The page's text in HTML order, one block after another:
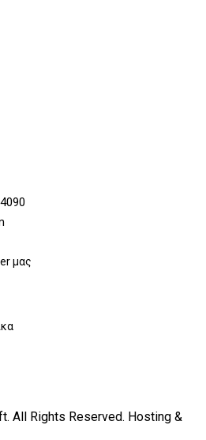
μας
All Rights Reserved. Hosting &